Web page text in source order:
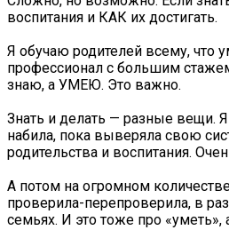
воспитания и КАК их достигать.
Я обучаю родителей всему, что
профессионал с большим
знаю, а УМЕЮ. Это важно.
Знать и делать — разные вещи.
набила, пока выверяла свою
родительства и воспитания.
А потом на огромном
проверила-перепроверила, в
семьях. И это тоже про «уметь»,